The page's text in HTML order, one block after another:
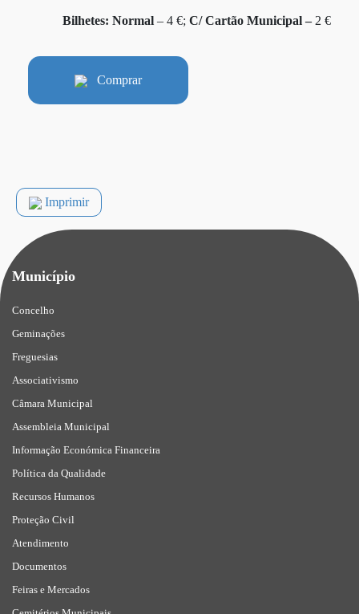
Bilhetes: Normal – 4 €; C/ Cartão Municipal – 2 €
Comprar
Imprimir
Município
Concelho
Geminações
Freguesias
Associativismo
Câmara Municipal
Assembleia Municipal
Informação Económica Financeira
Política da Qualidade
Recursos Humanos
Proteção Civil
Atendimento
Documentos
Feiras e Mercados